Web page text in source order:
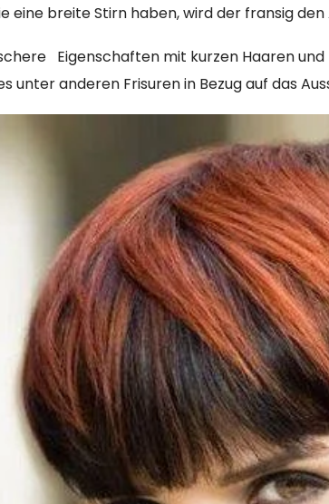
eine breite Stirn haben, wird der fransig
Eigenschaften mit kurzen Haaren
unter anderen Frisuren in Bezug auf das